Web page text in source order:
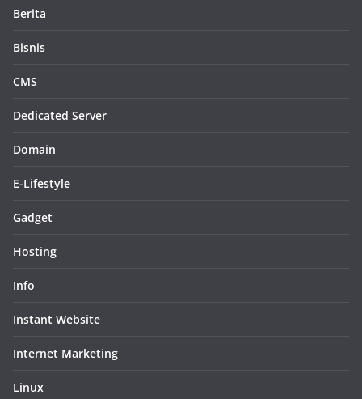
Berita
Bisnis
CMS
Dedicated Server
Domain
E-Lifestyle
Gadget
Hosting
Info
Instant Website
Internet Marketing
Linux